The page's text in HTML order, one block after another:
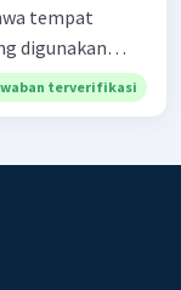
tempat
terverifikasi